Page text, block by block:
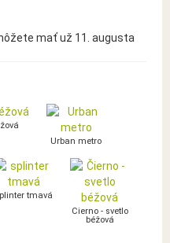
mať už 11. augusta
Urban metro
tmavá
Čierno - svetlo
béžová